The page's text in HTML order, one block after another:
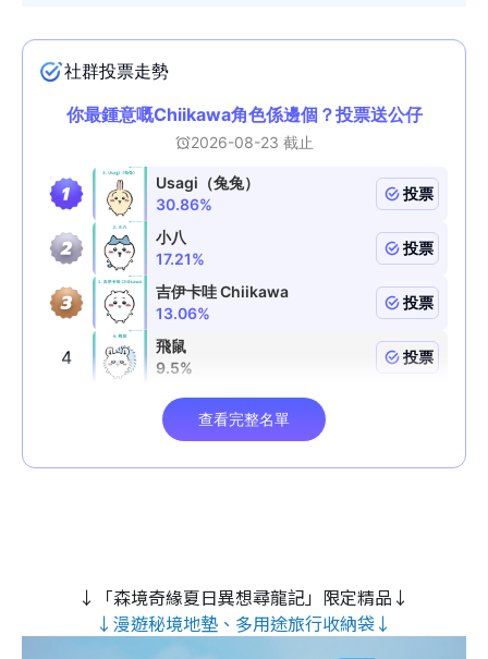
↓「森境奇緣夏日異想尋龍記」限定精品↓
↓漫遊秘境地墊、多用途旅行收納袋↓